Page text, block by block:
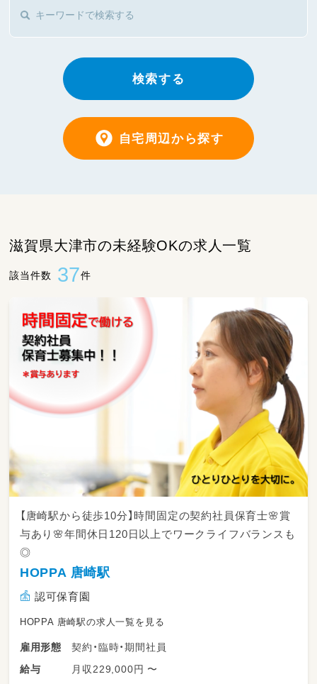
検索する
自宅周辺から探す
滋賀県大津市の未経験OKの求人一覧
該当件数 37件
【唐崎駅から徒歩10分】時間固定の契約社員保育士🌸賞
与あり🌸年間休日120日以上でワークライフバランスも
◎
HOPPA 唐崎駅
認可保育園
HOPPA 唐崎駅の求人一覧を見る
雇用形態
契約・臨時・期間社員
給与
月収229,000円 〜